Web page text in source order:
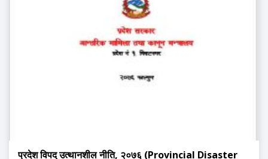
प्रदेश विपद् उत्थानशील नीति, २०७६ (Provincial Disaster